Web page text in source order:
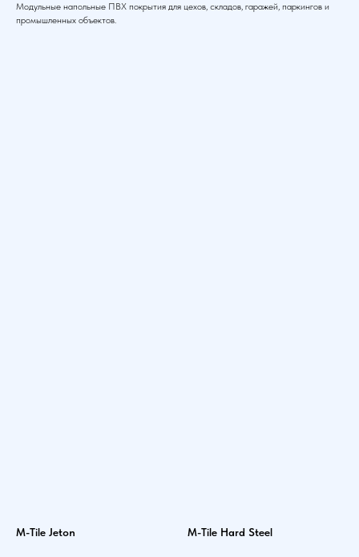
Модульные напольные ПВХ покрытия для цехов, складов, гаражей, паркингов и
промышленных объектов.
M-Tile Jeton M-Tile Hard Steel